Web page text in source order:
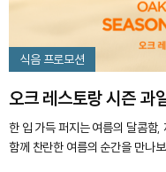
식음 프로모션
오크 레스토랑 시즌 과
한 입 가득 퍼지는 여름의 달콤함
함께 찬란한 여름의 순간을 만나보